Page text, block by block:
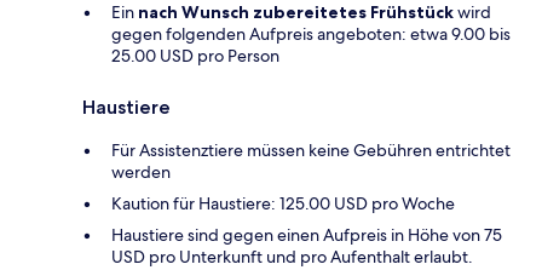
Ein nach Wunsch zubereitetes Frühstückwird
gegen folgenden Aufpreis angeboten: etwa 9.00 bis
25.00 USD pro Person
Haustiere
Für Assistenztiere müssen keine Gebühren entrichtet
werden
Kaution für Haustiere: 125.00 USD pro Woche
Haustiere sind gegen einen Aufpreis in Höhe von 75
USD pro Unterkunft und pro Aufenthalt erlaubt.